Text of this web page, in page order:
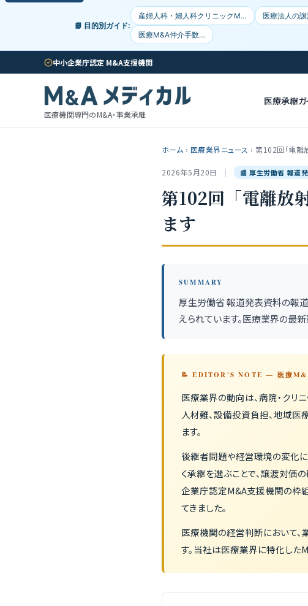
📘 目的別ガイド:
産婦人科・婦人科クリニックM… 医療法人の
医療M&A仲介手数…
中小企業庁認定 M&A支援機関
医療機関専門のM&A・事業承継
医療承継ガ
ホーム › 医療業界ニュース › 第102回「電
2026年5月20日 | 📰 厚生労働省 報道
第102回「電離放
ます
SUMMARY
厚生労働省 報道発表資料の報道
えられています。医療業界の最
📝 EDITOR'S NOTE — 医療
医療業界の動向は、病院・クリ
人材難、設備投資負担、地域
ます。
後継者問題や経営環境の変化に
く承継を選ぶことで、譲渡対価
企業庁認定M&A支援機関の枠
てきました。
医療機関の経営判断において
す。当社は医療業界に特化した